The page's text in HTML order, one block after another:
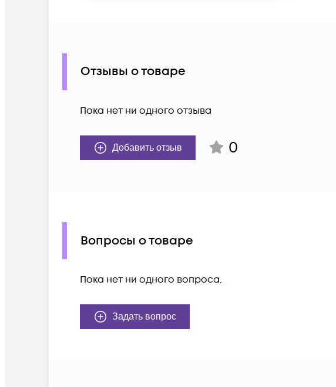
Отзывы о товаре
Пока нет ни одного отзыва
Добавить отзыв 0
Вопросы о товаре
Пока нет ни одного вопроса.
Задать вопрос